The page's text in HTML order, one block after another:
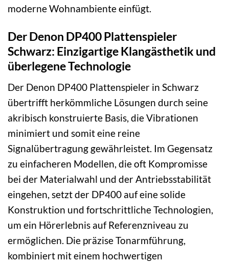
moderne Wohnambiente einfügt.
Der Denon DP400 Plattenspieler
Schwarz: Einzigartige Klangästhetik und
überlegene Technologie
Der Denon DP400 Plattenspieler in Schwarz
übertrifft herkömmliche Lösungen durch seine
akribisch konstruierte Basis, die Vibrationen
minimiert und somit eine reine
Signalübertragung gewährleistet. Im Gegensatz
zu einfacheren Modellen, die oft Kompromisse
bei der Materialwahl und der Antriebsstabilität
eingehen, setzt der DP400 auf eine solide
Konstruktion und fortschrittliche Technologien,
um ein Hörerlebnis auf Referenzniveau zu
ermöglichen. Die präzise Tonarmführung,
kombiniert mit einem hochwertigen